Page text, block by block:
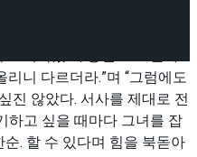
이라는 소리를 듣고 자신
치를 보아 웃음을 주었다.
시작했고, 공연도 60분짜
니 다르더라.”며 “그럼에도
진 않았다. 서사를 제대로 전
하고 싶을 때마다 그녀를 잡
. 할 수 있다며 힘을 북돋아